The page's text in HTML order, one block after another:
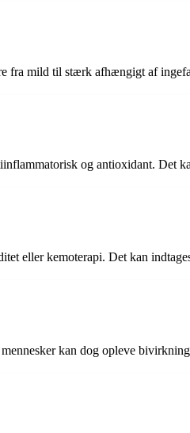
fra mild til stærk afhængigt af
og antioxidant.
eller kemoterapi. Det kan
kan dog opleve